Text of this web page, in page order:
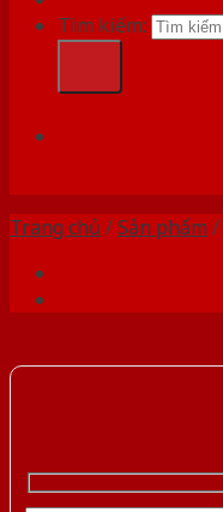
Tìm kiếm:
Trang chủ /Sản phẩm /